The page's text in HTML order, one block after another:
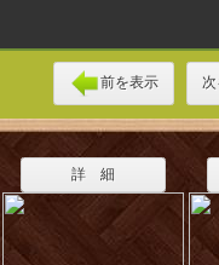
前を表示
詳 細